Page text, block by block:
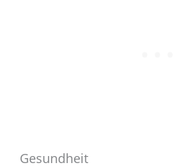
Gesundheit